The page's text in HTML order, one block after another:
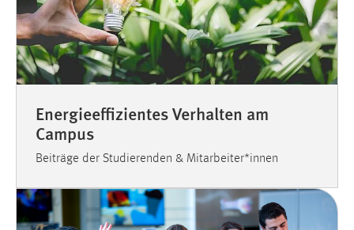
Energieeffizientes Verhalten am
Campus
Beiträge der Studierenden & Mitarbeiter*innen